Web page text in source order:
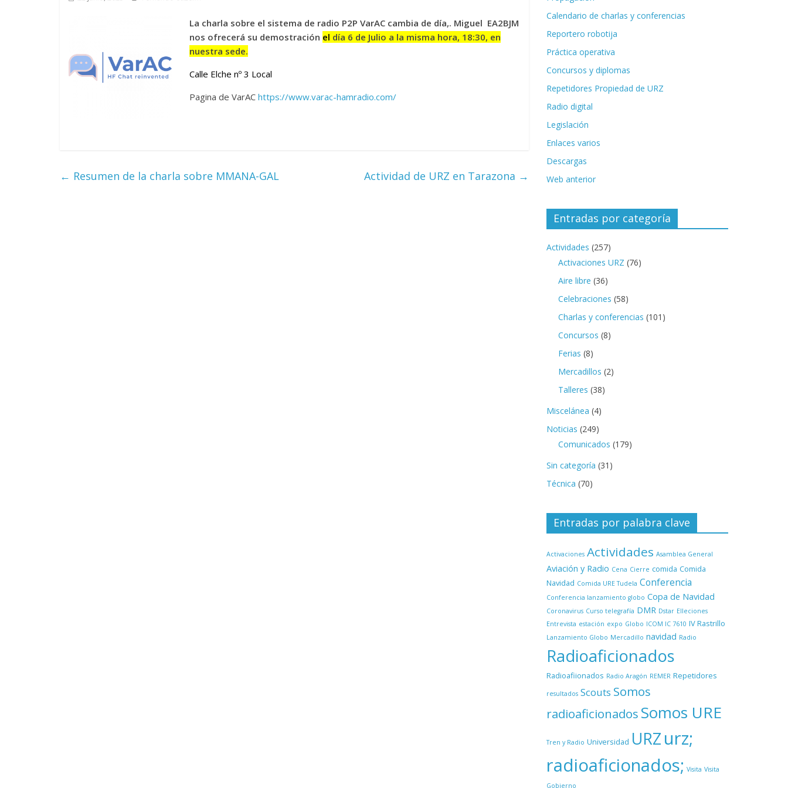
La charla sobre el sistema de radio P2P VarAC cambia de día,. Miguel EA2BJM
nos ofrecerá su demostración el día 6 de Julio a la misma hora, 18:30, en
nuestra sede.
Calle Elche nº 3 Local
Pagina de VarAC https://www.varac-hamradio.com/
← Resumen de la charla sobre MMANA-GAL Actividad de URZ en Tarazona →
Calendario de charlas y conferencias
Reportero robotija
Práctica operativa
Concursos y diplomas
Repetidores Propiedad de URZ
Radio digital
Legislación
Enlaces varios
Descargas
Web anterior
Entradas por categoría
Actividades (257)
Activaciones URZ (76)
Aire libre (36)
Celebraciones (58)
Charlas y conferencias (101)
Concursos (8)
Ferias (8)
Mercadillos (2)
Talleres (38)
Miscelánea (4)
Noticias (249)
Comunicados (179)
Sin categoría (31)
Técnica (70)
Entradas por palabra clave
Activaciones Actividades Asamblea General
Aviación y Radio Cena Cierre comida Comida
Navidad Comida URE Tudela Conferencia
Conferencia lanzamiento globo Copa de Navidad
Coronavirus Curso telegrafía DMR Dstar Elleciones
Entrevista estación expo Globo ICOM IC 7610 IV Rastrillo
Lanzamiento Globo Mercadillo navidad Radio
Radioaficionados
Radioafiionados Radio Aragón REMER Repetidores
resultados Scouts Somos
radioaficionados Somos URE
Tren y Radio Universidad URZurz;
radioaficionados; Visita Visita
Gobierno